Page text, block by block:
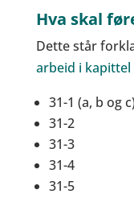
Hva skal
Dette står
arbeid i kapittel
31-1 (a, b og
31-2
31-3
31-4
31-5